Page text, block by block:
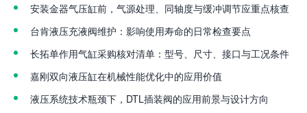
安装金器气压缸前，气源处理、同轴度与缓冲调节应重点核查
台肯液压充液阀维护：影响使用寿命的日常检查要点
长拓单作用气缸采购核对清单：型号、尺寸、接口与工况条件
嘉刚双向液压缸在机械性能优化中的应用价值
液压系统技术瓶颈下，DTL插装阀的应用前景与设计方向